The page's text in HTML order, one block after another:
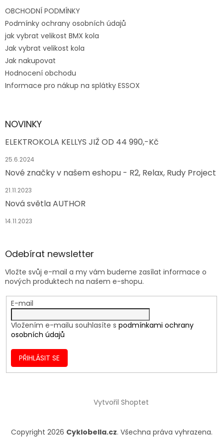
OBCHODNÍ PODMÍNKY
Podmínky ochrany osobních údajů
jak vybrat velikost BMX kola
Jak vybrat velikost kola
Jak nakupovat
Hodnocení obchodu
Informace pro nákup na splátky ESSOX
NOVINKY
ELEKTROKOLA KELLYS JIŽ OD 44 990,-Kč
25.6.2024
Nové značky v našem eshopu - R2, Relax, Rudy Project
21.11.2023
Nová světla AUTHOR
14.11.2023
Odebírat newsletter
Vložte svůj e-mail a my vám budeme zasílat informace o
nových produktech na našem e-shopu.
E-mail
Vložením e-mailu souhlasíte s podmínkami ochrany
osobních údajů
PŘIHLÁSIT SE
Vytvořil Shoptet
Copyright 2026 Cyklobella.cz. Všechna práva vyhrazena.